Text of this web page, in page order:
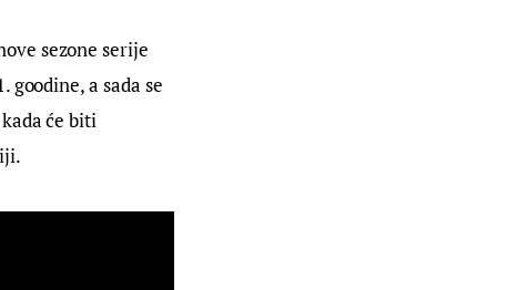
sezone serije
a sada se
će biti